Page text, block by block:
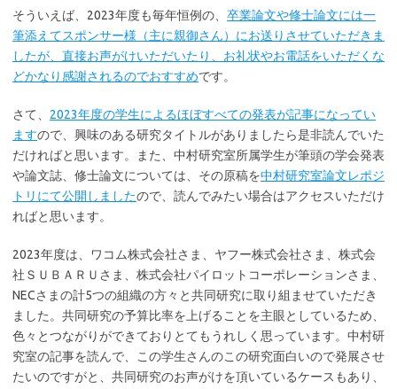
そういえば、2023年度も毎年恒例の、 卒業論文や修士論文には一
筆添えてスポンサー様（主に親御さん）にお送りさせていただきま
したが、直接お声がけいただいたり、お礼状やお電話をいただくな
どかなり感謝されるのでおすすめです。
さて、 2023年度の学生によるほぼすべての発表が記事になってい
ますので、興味のある研究タイトルがありましたら是非読んでいた
だければと思います。また、中村研究室所属学生が筆頭の学会発表
や論文誌、修士論文については、その原稿を中村研究室論文レポジ
トリにて公開しましたので、読んでみたい場合はアクセスいただけ
ればと思います。
2023年度は、ワコム株式会社さま、ヤフー株式会社さま、株式会
社ＳＵＢＡＲＵさま、株式会社パイロットコーポレーションさま、
NECさまの計5つの組織の方々と共同研究に取り組ませていただき
ました。共同研究の予算比率を上げることを主眼としているため、
色々とつながりができておりとてもうれしく思っています。中村研
究室の記事を読んで、この学生さんのこの研究面白いので発展させ
たいのですがと、共同研究のお声がけを頂いているケースもあり、